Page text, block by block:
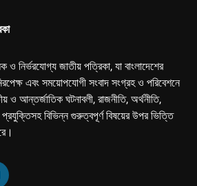
নির্ভরযোগ্য জাতীয় পত্রিকা, যা বাংলাদেশের
এবং সময়োপযোগী সংবাদ সংগ্রহ ও পরিবেশনে
ও আন্তর্জাতিক ঘটনাবলী, রাজনীতি, অর্থনীতি,
প্রযুক্তিসহ বিভিন্ন গুরুত্বপূর্ণ বিষয়ের উপর ভিত্তি